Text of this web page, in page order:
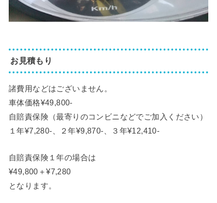
お見積もり
諸費用などはございません。
車体価格¥49,800-
自賠責保険（最寄りのコンビニなどでご加入ください）
１年¥7,280-、２年¥9,870-、３年¥12,410-
自賠責保険１年の場合は
¥49,800＋¥7,280
となります。